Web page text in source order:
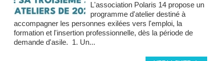
L'association Polaris 14 propose un
programme d'atelier destiné à
accompagner les personnes exilées vers l'emploi, la
formation et l'insertion professionnelle, dès la période de
demande d'asile. 1. Un...